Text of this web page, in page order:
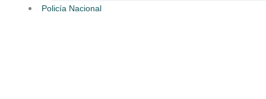
Policía Nacional